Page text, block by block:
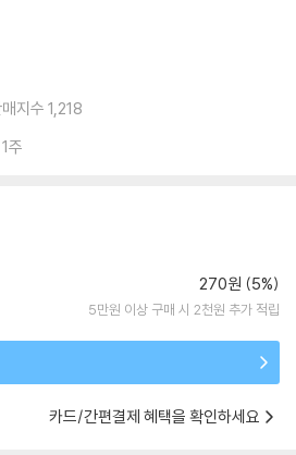
지수 1,218
주
270원 (5%)
5만원 이상 구매 시 2천원 추가 적립
카드/간편결제 혜택을 확인하세요